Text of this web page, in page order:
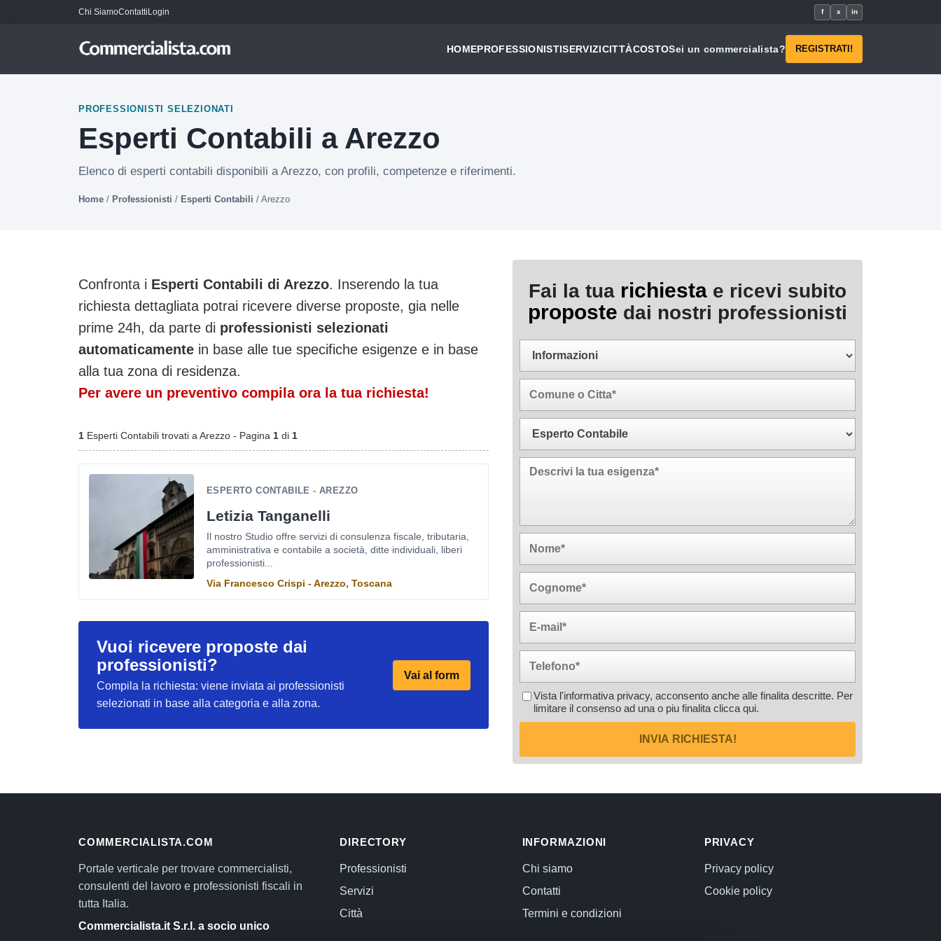
Chi SiamoContattiLogin f x in
HOMEPROFESSIONISTISERVIZICITTÀCOSTOSei un commercialista? REGISTRATI!
PROFESSIONISTI SELEZIONATI
Esperti Contabili a Arezzo
Elenco di esperti contabili disponibili a Arezzo, con profili, competenze e riferimenti.
Home / Professionisti / Esperti Contabili / Arezzo
Confronta i Esperti Contabili di Arezzo. Inserendo la tua
richiesta dettagliata potrai ricevere diverse proposte, gia nelle
prime 24h, da parte di professionisti selezionati
automaticamente in base alle tue specifiche esigenze e in base
alla tua zona di residenza.
Per avere un preventivo compila ora la tua richiesta!
1 Esperti Contabili trovati a Arezzo - Pagina 1 di 1
ESPERTO CONTABILE - AREZZO
Letizia Tanganelli
Il nostro Studio offre servizi di consulenza fiscale, tributaria,
amministrativa e contabile a società, ditte individuali, liberi
professionisti...
Via Francesco Crispi - Arezzo, Toscana
Vuoi ricevere proposte dai
professionisti?
Compila la richiesta: viene inviata ai professionisti
selezionati in base alla categoria e alla zona.
Vai al form
Fai la tua richiesta e ricevi subito
proposte dai nostri professionisti
Vista l'informativa privacy, acconsento anche alle finalita descritte. Per
limitare il consenso ad una o piu finalita clicca qui.
INVIA RICHIESTA!
COMMERCIALISTA.COM
Portale verticale per trovare commercialisti,
consulenti del lavoro e professionisti fiscali in
tutta Italia.
Commercialista.it S.r.l. a socio unico
DIRECTORY
Professionisti
Servizi
Città
INFORMAZIONI
Chi siamo
Contatti
Termini e condizioni
PRIVACY
Privacy policy
Cookie policy